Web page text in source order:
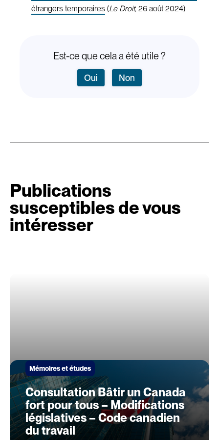
étrangers temporaires (Le Droit, 26 août 2024)
Est-ce que cela a été utile ?
Oui Non
Publications
susceptibles de vous
intéresser
Mémoires et études
Consultation Bâtir un Canada
fort pour tous – Modifications
législatives – Code canadien
du travail